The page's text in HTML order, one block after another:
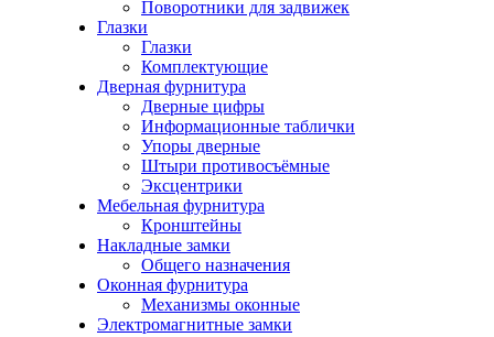
Поворотники для задвижек
Глазки
Глазки
Комплектующие
Дверная фурнитура
Дверные цифры
Информационные таблички
Упоры дверные
Штыри противосъёмные
Эксцентрики
Мебельная фурнитура
Кронштейны
Накладные замки
Общего назначения
Оконная фурнитура
Механизмы оконные
Электромагнитные замки